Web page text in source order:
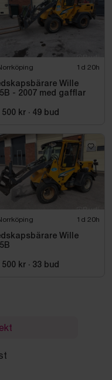
1d 20h
Wille
- 2007 med gafflar
500 kr · 49 bud
1d 20h
Wille
500 kr · 33 bud